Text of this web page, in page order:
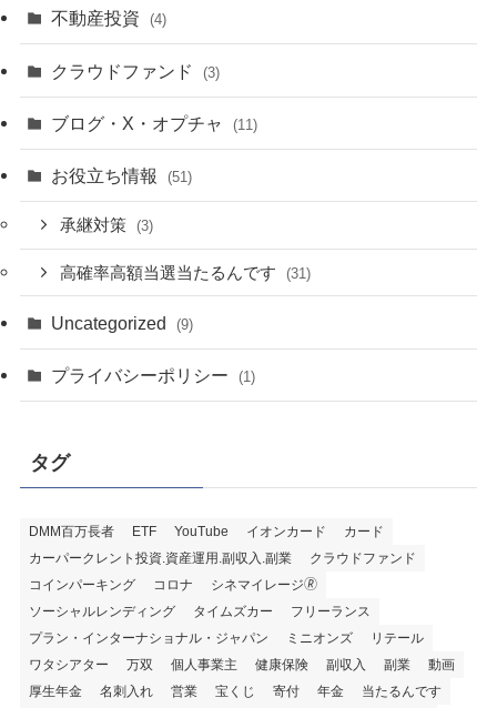
不動産投資 (4)
クラウドファンド (3)
ブログ・X・オプチャ (11)
お役立ち情報 (51)
承継対策 (3)
高確率高額当選当たるんです (31)
Uncategorized (9)
プライバシーポリシー (1)
タグ
DMM百万長者 ETF YouTube イオンカード
カード
カーパークレント投資.資産運用.副収入.副業
クラウドファンド
コインパーキング
コロナ
シネマイレージ🄬
ソーシャルレンディング
タイムズカー
フリーランス
プラン・インターナショナル・ジャパン
ミニオンズ
リテール
ワタシアター
万双 個人事業主 健康保険 副収入 副業
動画
厚生年金
名刺入れ 営業 宝くじ 寄付 年金
当たるんです